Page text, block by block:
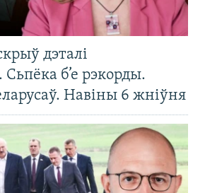
дэталі
б’е рэкорды.
Навіны 6 жніўня